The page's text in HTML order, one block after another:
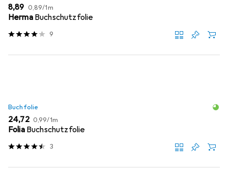
EUR
8,89 EUR
0,89/1m
Herma Buchschutzfolie
9
Buchfolie
EUR
24,72 EUR
0,99/1m
Folia Buchschutzfolie
3